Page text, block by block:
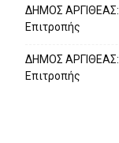
ΔΗΜΟΣ ΑΡΓΙΘΕΑΣ:
Επιτροπής
ΔΗΜΟΣ ΑΡΓΙΘΕΑΣ:
Επιτροπής